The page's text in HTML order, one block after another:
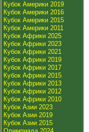
Кубок Америки 2019
Кубок Америки 2016
Кубок Америки 2015
Кубок Америки 2011
Кубок Африки 2025
Кубок Африки 2023
Кубок Африки 2021
Кубок Африки 2019
Кубок Африки 2017
Кубок Африки 2015
Кубок Африки 2013
Кубок Африки 2012
Кубок Африки 2010
Кубок Азии 2023
Кубок Азии 2019
Кубок Азии 2015